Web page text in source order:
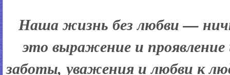
Наша жизнь без любви —
это выражение и
заботы, уважения и любви к